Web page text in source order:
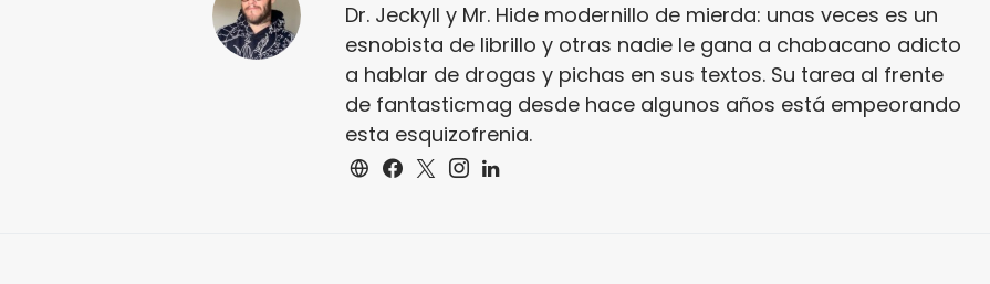
Dr. Jeckyll y Mr. Hide modernillo de mierda: unas veces es un
esnobista de librillo y otras nadie le gana a chabacano adicto
a hablar de drogas y pichas en sus textos. Su tarea al frente
de fantasticmag desde hace algunos años está empeorando
esta esquizofrenia.